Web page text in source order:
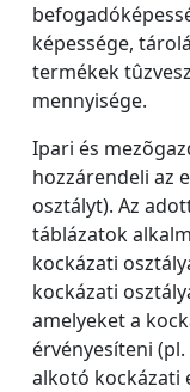
képessége,
termékek
mennyisége.
Ipari és
hozzárendeli az
osztályt). Az
táblázatok
kockázati
kockázati
amelyeket a
érvényesíteni
alkotó kockázati